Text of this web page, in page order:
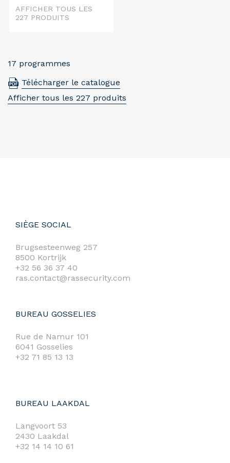
AFFICHER TOUS LES
227 PRODUITS
17 programmes
Télécharger le catalogue
Afficher tous les 227 produits
SIÈGE SOCIAL
Brugsesteenweg 257
8500 Kortrijk
+32 56 36 37 40
ras.contact@rassecurity.com
BUREAU GOSSELIES
Rue de Namur 101
6041 Gosselies
+32 71 85 13 13
BUREAU LAAKDAL
Langvoort 53
2430 Laakdal
+32 14 14 10 61